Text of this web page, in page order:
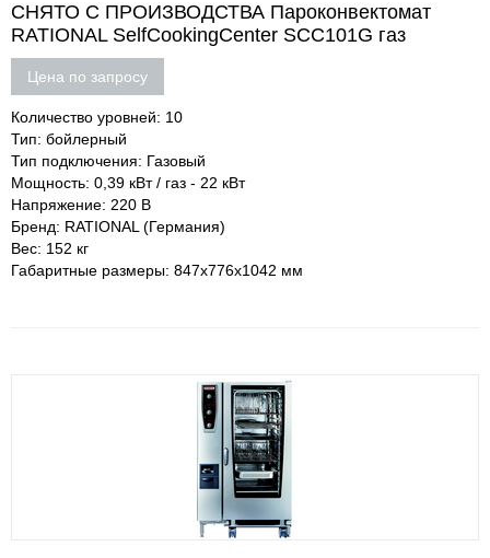
СНЯТО С ПРОИЗВОДСТВА Пароконвектомат
RATIONAL SelfCookingCenter SCC101G газ
Цена по запросу
Количество уровней: 10
Тип: бойлерный
Тип подключения: Газовый
Мощность: 0,39 кВт / газ - 22 кВт
Напряжение: 220 В
Бренд: RATIONAL (Германия)
Вес: 152 кг
Габаритные размеры: 847х776х1042 мм